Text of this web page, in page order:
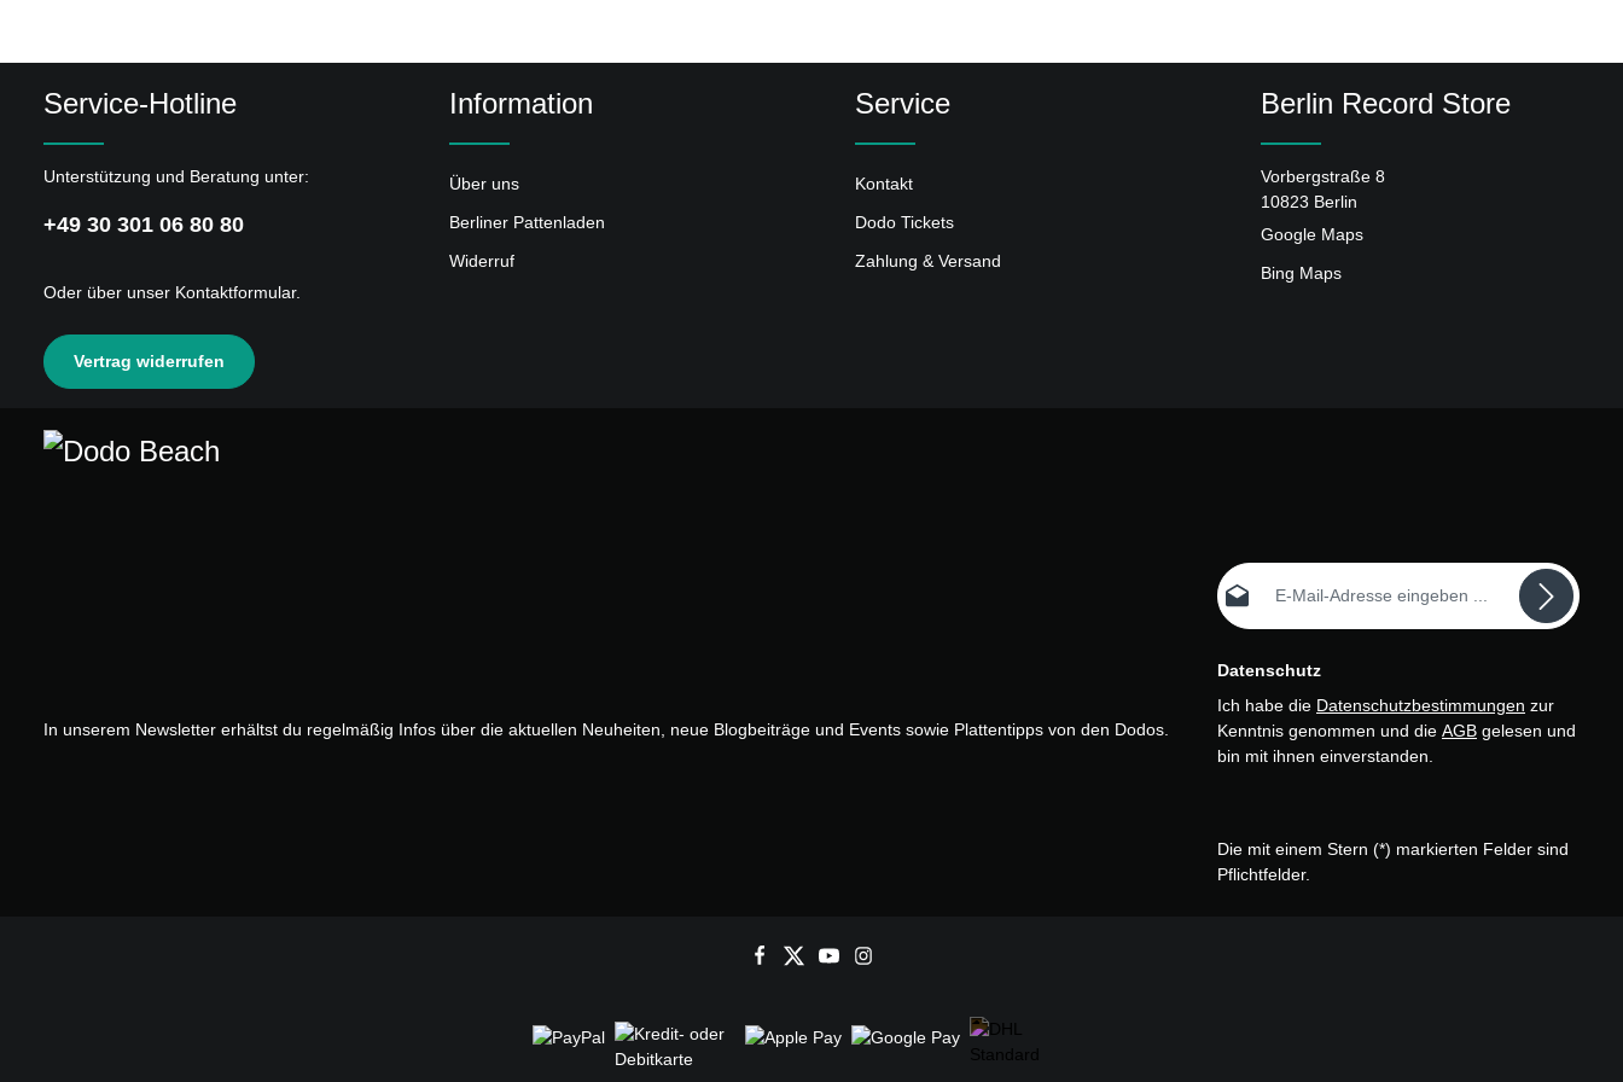
Service-Hotline
Unterstützung und Beratung unter:
+49 30 301 06 80 80
Oder über unser Kontaktformular.
Vertrag widerrufen
Information
Über uns
Berliner Pattenladen
Widerruf
Service
Kontakt
Dodo Tickets
Zahlung & Versand
Berlin Record Store
Vorbergstraße 8
10823 Berlin
Google Maps
Bing Maps
In unserem Newsletter erhältst du regelmäßig Infos über die aktuellen Neuheiten, neue Blogbeiträge und Events sowie Plattentipps von den Dodos.
E-Mail-Adresse*
Datenschutz
Ich habe die Datenschutzbestimmungen zur
Kenntnis genommen und die AGB gelesen und
bin mit ihnen einverstanden.
Die mit einem Stern (*) markierten Felder sind
Pflichtfelder.